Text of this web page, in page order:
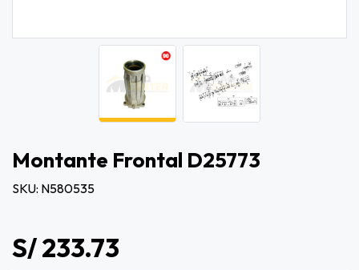
Montante Frontal D25773
SKU: N580535
S/ 233.73